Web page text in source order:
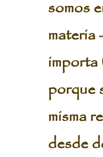
somos
materia
importa
porque
misma
desde